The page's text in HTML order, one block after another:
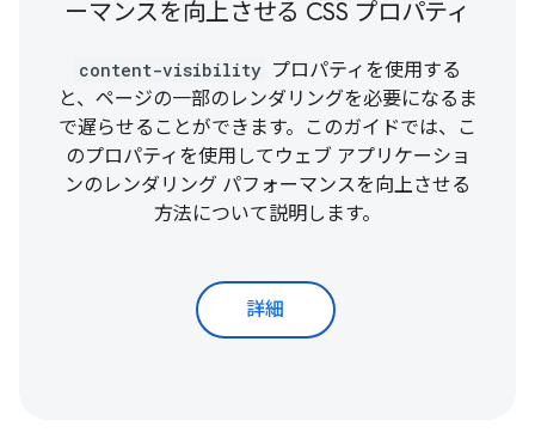
ーマンスを向上させる CSS プロパティ
content-visibility プロパティを使用する
と、ページの一部のレンダリングを必要になるま
で遅らせることができます。このガイドでは、こ
のプロパティを使用してウェブ アプリケーショ
ンのレンダリング パフォーマンスを向上させる
方法について説明します。
詳細